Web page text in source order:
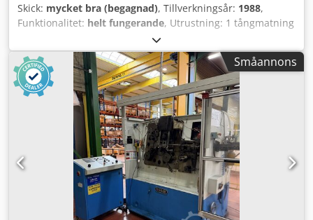
Skick: mycket bra (begagnad), Tillverkningsår: 1988,
Funktionalitet: helt fungerande, Utrustning: 1 tångmatning
till höger 1 excenterpress 70 kN 3 smala slädlaggregat 1
styraxel Djdpfx Akstmtzkeweck Arbetsområde:
Tråddiameter: 0,5 - 3,0 mm Bandbredd: max 40 mm
Inmatningslängd: max 240 mm Kapacitet: upp till 400/min
Småannons